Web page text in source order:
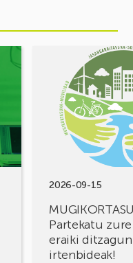
2026-09-15
Partekatu
eraiki ditzagun
irtenbideak!
MUGIKORTASUN
FOROA
Partekatu
erronkak,
irtenbideak!